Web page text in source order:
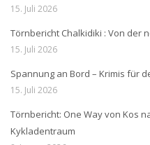
15. Juli 2026
Törnbericht Chalkidiki : Von der
15. Juli 2026
Spannung an Bord – Krimis für
15. Juli 2026
Törnbericht: One Way von Kos
Kykladentraum